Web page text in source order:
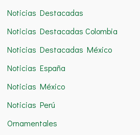
Noticias Destacadas
Noticias Destacadas Colombia
Noticias Destacadas México
Noticias España
Noticias México
Noticias Perú
Ornamentales